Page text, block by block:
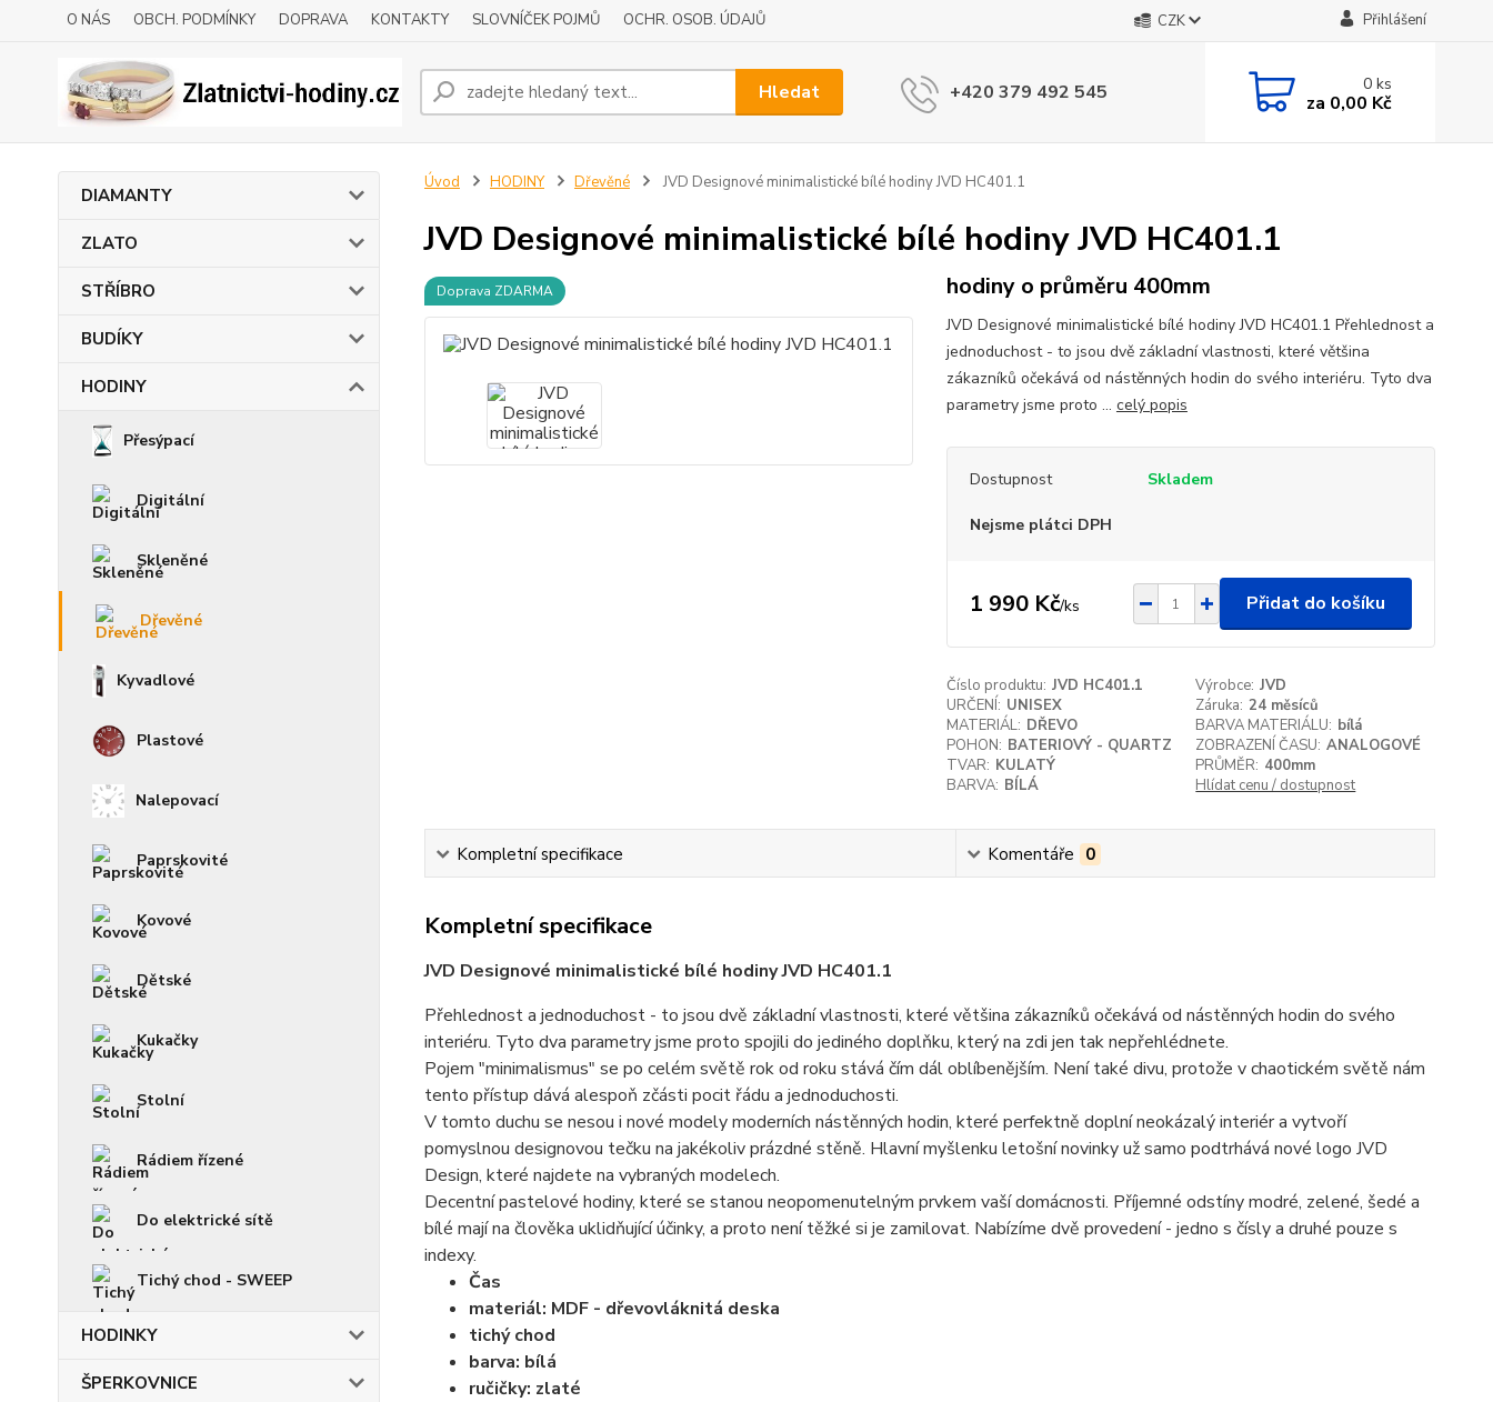
O NÁS OBCH. PODMÍNKY DOPRAVA KONTAKTY SLOVNÍČEK POJMŮ OCHR. OSOB. ÚDAJŮ CZK Přihlášení
Hledat +420 379 492 545 0ks
za 0,00 Kč
DIAMANTY
ZLATO
STŘÍBRO
BUDÍKY
HODINY
Přesýpací
Digitální
Skleněné
Dřevěné
Kyvadlové
Plastové
Nalepovací
Paprskovité
Kovové
Dětské
Kukačky
Stolní
Rádiem řízené
Do elektrické sítě
Tichý chod - SWEEP
HODINKY
ŠPERKOVNICE
Úvod HODINY Dřevěné JVD Designové minimalistické bílé hodiny JVD HC401.1
JVD Designové minimalistické bílé hodiny JVD HC401.1
Doprava ZDARMA hodiny o průměru 400mm
JVD Designové minimalistické bílé hodiny JVD HC401.1 Přehlednost a
jednoduchost - to jsou dvě základní vlastnosti, které většina
zákazníků očekává od nástěnných hodin do svého interiéru. Tyto dva
parametry jsme proto ... celý popis
Dostupnost Skladem
Nejsme plátci DPH
1 990 Kč/ks Přidat do košíku
Číslo produktu: JVD HC401.1 Výrobce: JVD
URČENÍ: UNISEX Záruka: 24 měsíců
MATERIÁL: DŘEVO BARVA MATERIÁLU: bílá
POHON: BATERIOVÝ - QUARTZ ZOBRAZENÍ ČASU: ANALOGOVÉ
TVAR: KULATÝ PRŮMĚR: 400mm
BARVA: BÍLÁ Hlídat cenu / dostupnost
Kompletní specifikace Komentáře 0
Kompletní specifikace
JVD Designové minimalistické bílé hodiny JVD HC401.1
Přehlednost a jednoduchost - to jsou dvě základní vlastnosti, které většina zákazníků očekává od nástěnných hodin do svého
interiéru. Tyto dva parametry jsme proto spojili do jediného doplňku, který na zdi jen tak nepřehlédnete.
Pojem "minimalismus" se po celém světě rok od roku stává čím dál oblíbenějším. Není také divu, protože v chaotickém světě nám
tento přístup dává alespoň zčásti pocit řádu a jednoduchosti.
V tomto duchu se nesou i nové modely moderních nástěnných hodin, které perfektně doplní neokázalý interiér a vytvoří
pomyslnou designovou tečku na jakékoliv prázdné stěně. Hlavní myšlenku letošní novinky už samo podtrhává nové logo JVD
Design, které najdete na vybraných modelech.
Decentní pastelové hodiny, které se stanou neopomenutelným prvkem vaší domácnosti. Příjemné odstíny modré, zelené, šedé a
bílé mají na člověka uklidňující účinky, a proto není těžké si je zamilovat. Nabízíme dvě provedení - jedno s čísly a druhé pouze s
indexy.
Čas
materiál: MDF - dřevovláknitá deska
tichý chod
barva: bílá
ručičky: zlaté